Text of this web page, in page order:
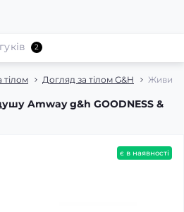
тілом Догляд за тілом G&H
Amway g&h GOODNESS &
2
є в наявності